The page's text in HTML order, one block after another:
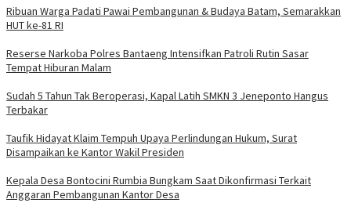
Ribuan Warga Padati Pawai Pembangunan & Budaya Batam, Semarakkan
HUT ke-81 RI
Reserse Narkoba Polres Bantaeng Intensifkan Patroli Rutin Sasar
Tempat Hiburan Malam
Sudah 5 Tahun Tak Beroperasi, Kapal Latih SMKN 3 Jeneponto Hangus
Terbakar
Taufik Hidayat Klaim Tempuh Upaya Perlindungan Hukum, Surat
Disampaikan ke Kantor Wakil Presiden
Kepala Desa Bontocini Rumbia Bungkam Saat Dikonfirmasi Terkait
Anggaran Pembangunan Kantor Desa